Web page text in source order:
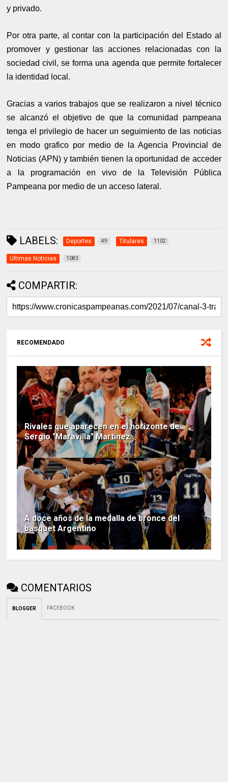
y privado.
Por otra parte, al contar con la participación del Estado al
promover y gestionar las acciones relacionadas con la
sociedad civil, se forma una agenda que permite fortalecer
la identidad local.
Gracias a varios trabajos que se realizaron a nivel técnico
se alcanzó el objetivo de que la comunidad pampeana
tenga el privilegio de hacer un seguimiento de las noticias
en modo grafico por medio de la Agencia Provincial de
Noticias (APN) y también tienen la oportunidad de acceder
a la programación en vivo de la Televisión Pública
Pampeana por medio de un acceso lateral.
LABELS: Deportes 49 Titulares 1102
Ultimas Noticias 1083
COMPARTIR:
RECOMENDADO
Rivales que aparecen en el horizonte de
Sergio "Maravilla" Martinez
A doce años de la medalla de bronce del
basquet Argentino
COMENTARIOS
BLOGGER FACEBOOK